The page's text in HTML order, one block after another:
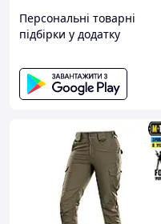
Персональні товарні
підбірки у додатку